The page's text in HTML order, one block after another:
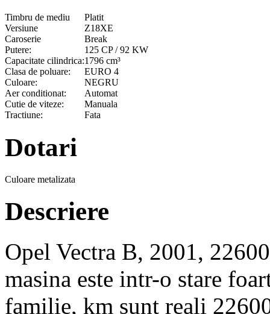
Timbru de mediu
Platit
Versiune
Z18XE
Caroserie
Break
Putere:
125 CP / 92 KW
Capacitate cilindrica:1796 cm³
Clasa de poluare:
EURO 4
Culoare:
NEGRU
Aer conditionat:
Automat
Cutie de viteze:
Manuala
Tractiune:
Fata
Dotari
Culoare metalizata
Descriere
Opel Vectra B, 2001,
masina este intr-o stare
familie, km sunt reali